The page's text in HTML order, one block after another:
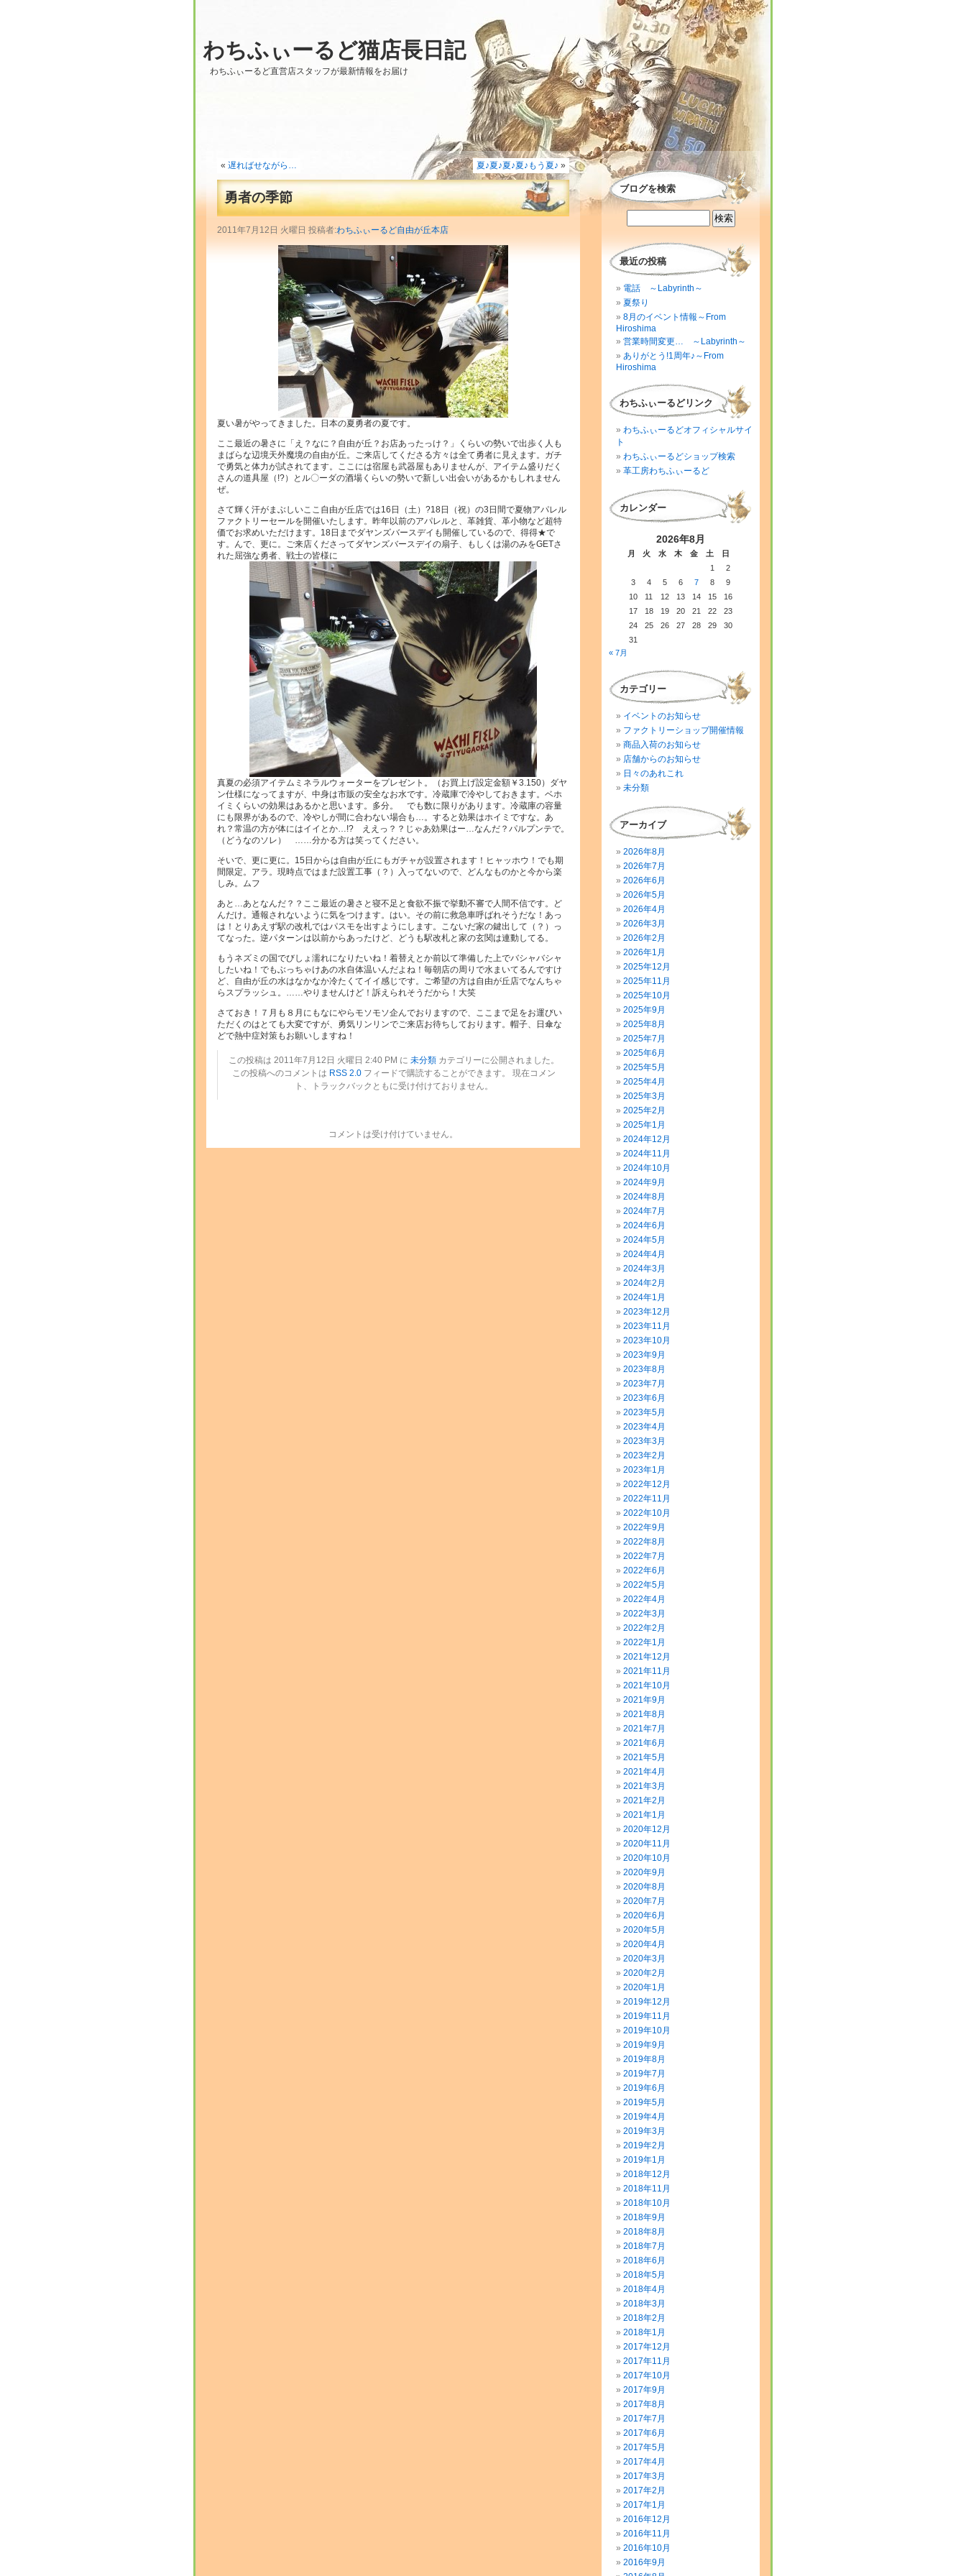
わちふぃーるど猫店長日記
わちふぃーるど直営店スタッフが最新情報をお届け
« 遅ればせながら… 夏♪夏♪夏♪夏♪もう夏♪ »
勇者の季節
2011年7月12日 火曜日 投稿者:わちふぃーるど自由が丘本店
夏い暑がやってきました。日本の夏勇者の夏です。
ここ最近の暑さに「え？なに？自由が丘？お店あったっけ？」くらいの勢いで出歩く人も
まばらな辺境天外魔境の自由が丘。ご来店してくださる方々は全て勇者に見えます。ガチ
で勇気と体力が試されてます。ここには宿屋も武器屋もありませんが、アイテム盛りだく
さんの道具屋（!?）とル〇ーダの酒場くらいの勢いで新しい出会いがあるかもしれません
ぜ。
さて輝く汗がまぶしいここ自由が丘店では16日（土）?18日（祝）の3日間で夏物アパレル
ファクトリーセールを開催いたします。昨年以前のアパレルと、革雑貨、革小物など超特
価でお求めいただけます。18日までダヤンズバースデイも開催しているので、得得★で
す。んで、更に。ご来店くださってダヤンズバースデイの扇子、もしくは湯のみをGETさ
れた屈強な勇者、戦士の皆様に
真夏の必須アイテムミネラルウォーターをプレゼント。（お買上げ設定金額￥3.150）ダヤ
ン仕様になってますが、中身は市販の安全なお水です。冷蔵庫で冷やしておきます。ベホ
イミくらいの効果はあるかと思います。多分。 でも数に限りがあります。冷蔵庫の容量
にも限界があるので、冷やしが間に合わない場合も…。すると効果はホイミですな。あ
れ？常温の方が体にはイイとか…!? ええっ？？じゃあ効果はー…なんだ？パルプンテで。
（どうなのソレ） ……分かる方は笑ってください。
そいで、更に更に。15日からは自由が丘にもガチャが設置されます！ヒャッホウ！でも期
間限定。アラ。現時点ではまだ設置工事（？）入ってないので、どんなものかと今から楽
しみ。ムフ
あと…あとなんだ？？ここ最近の暑さと寝不足と食欲不振で挙動不審で人間不信です。ど
んだけ。通報されないように気をつけます。はい。その前に救急車呼ばれそうだな！あっ
は！とりあえず駅の改札ではパスモを出すようにします。こないだ家の鍵出して（？）っ
てなった。逆パターンは以前からあったけど、どうも駅改札と家の玄関は連動してる。
もうネズミの国でびしょ濡れになりたいね！着替えとか前以て準備した上でバシャバシャ
したいね！でもぶっちゃけあの水自体温いんだよね！毎朝店の周りで水まいてるんですけ
ど、自由が丘の水はなかなか冷たくてイイ感じです。ご希望の方は自由が丘店でなんちゃ
らスプラッシュ。……やりませんけど！訴えられそうだから！大笑
さておき！７月も８月にもなにやらモソモソ企んでおりますので、ここまで足をお運びい
ただくのはとても大変ですが、勇気リンリンでご来店お待ちしております。帽子、日傘な
どで熱中症対策もお願いしますね！
この投稿は 2011年7月12日 火曜日 2:40 PM に 未分類カテゴリーに公開されました。
この投稿へのコメントは RSS 2.0フィードで購読することができます。 現在コメン
ト、トラックバックともに受け付けておりません。
コメントは受け付けていません。
ブログを検索
最近の投稿
電話 ～Labyrinth～
夏祭り
8月のイベント情報～From
Hiroshima
営業時間変更… ～Labyrinth～
ありがとう!1周年♪～From
Hiroshima
わちふぃーるどリンク
わちふぃーるどオフィシャルサイ
ト
わちふぃーるどショップ検索
革工房わちふぃーるど
カレンダー
2026年8月
月 火 水 木 金 土
日
1
2
3
4 5 6 7 8
9
10
11 12 13 14 15
16
17
18 19 20 21 22
23
24
25 26 27 28 29
30
31
« 7月
カテゴリー
イベントのお知らせ
ファクトリーショップ開催情報
商品入荷のお知らせ
店舗からのお知らせ
日々のあれこれ
未分類
アーカイブ
2026年8月
2026年7月
2026年6月
2026年5月
2026年4月
2026年3月
2026年2月
2026年1月
2025年12月
2025年11月
2025年10月
2025年9月
2025年8月
2025年7月
2025年6月
2025年5月
2025年4月
2025年3月
2025年2月
2025年1月
2024年12月
2024年11月
2024年10月
2024年9月
2024年8月
2024年7月
2024年6月
2024年5月
2024年4月
2024年3月
2024年2月
2024年1月
2023年12月
2023年11月
2023年10月
2023年9月
2023年8月
2023年7月
2023年6月
2023年5月
2023年4月
2023年3月
2023年2月
2023年1月
2022年12月
2022年11月
2022年10月
2022年9月
2022年8月
2022年7月
2022年6月
2022年5月
2022年4月
2022年3月
2022年2月
2022年1月
2021年12月
2021年11月
2021年10月
2021年9月
2021年8月
2021年7月
2021年6月
2021年5月
2021年4月
2021年3月
2021年2月
2021年1月
2020年12月
2020年11月
2020年10月
2020年9月
2020年8月
2020年7月
2020年6月
2020年5月
2020年4月
2020年3月
2020年2月
2020年1月
2019年12月
2019年11月
2019年10月
2019年9月
2019年8月
2019年7月
2019年6月
2019年5月
2019年4月
2019年3月
2019年2月
2019年1月
2018年12月
2018年11月
2018年10月
2018年9月
2018年8月
2018年7月
2018年6月
2018年5月
2018年4月
2018年3月
2018年2月
2018年1月
2017年12月
2017年11月
2017年10月
2017年9月
2017年8月
2017年7月
2017年6月
2017年5月
2017年4月
2017年3月
2017年2月
2017年1月
2016年12月
2016年11月
2016年10月
2016年9月